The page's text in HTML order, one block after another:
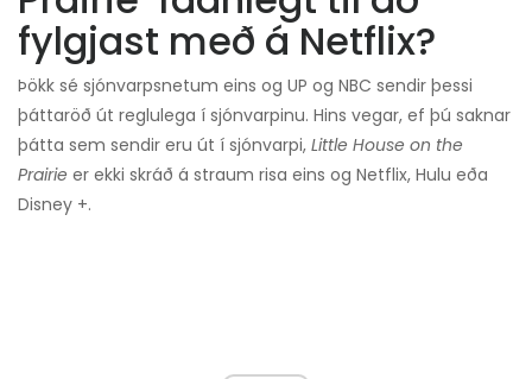
fylgjast með á Netflix?
Þökk sé sjónvarpsnetum eins og UP og NBC sendir þessi
þáttaröð út reglulega í sjónvarpinu. Hins vegar, ef þú saknar
þátta sem sendir eru út í sjónvarpi, Little House on the
Prairie er ekki skráð á straum risa eins og Netflix, Hulu eða
Disney +.